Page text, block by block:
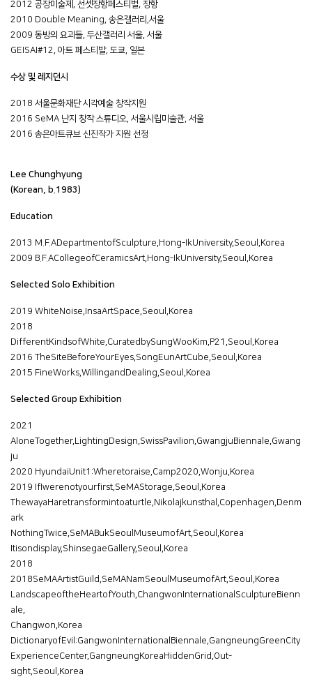
2012 공장미술제, 선셋장항페스티벌, 장항
2010 Double Meaning, 송은갤러리,서울
2009 동방의 요괴들, 두산갤러리 서울, 서울
GEISAI#12, 아트 페스티발, 도쿄, 일본
수상 및 레지던시
2018 서울문화재단 시각예술 창작지원
2016 SeMA 난지 창작 스튜디오, 서울시립미술관, 서울
2016 송은아트큐브 신진작가 지원 선정
Lee Chunghyung
(Korean, b.1983)
Education
2013 M.F.ADepartmentofSculpture,Hong-IkUniversity,Seoul,Korea
2009 B.F.ACollegeofCeramicsArt,Hong-IkUniversity,Seoul,Korea
Selected Solo Exhibition
2019 WhiteNoise,InsaArtSpace,Seoul,Korea
2018
DifferentKindsofWhite,CuratedbySungWooKim,P21,Seoul,Korea
2016 TheSiteBeforeYourEyes,SongEunArtCube,Seoul,Korea
2015 FineWorks,WillingandDealing,Seoul,Korea
Selected Group Exhibition
2021
AloneTogether,LightingDesign,SwissPavilion,GwangjuBiennale,Gwang
ju
2020 HyundaiUnit1:Wheretoraise,Camp2020,Wonju,Korea
2019 IfIwerenotyourfirst,SeMAStorage,Seoul,Korea
ThewayaHaretransformintoaturtle,Nikolajkunsthal,Copenhagen,Denm
ark
NothingTwice,SeMABukSeoulMuseumofArt,Seoul,Korea
Itisondisplay,ShinsegaeGallery,Seoul,Korea
2018
2018SeMAArtistGuild,SeMANamSeoulMuseumofArt,Seoul,Korea
LandscapeoftheHeartofYouth,ChangwonInternationalSculptureBienn
ale,
Changwon,Korea
DictionaryofEvil:GangwonInternationalBiennale,GangneungGreenCity
ExperienceCenter,GangneungKoreaHiddenGrid,Out-
sight,Seoul,Korea